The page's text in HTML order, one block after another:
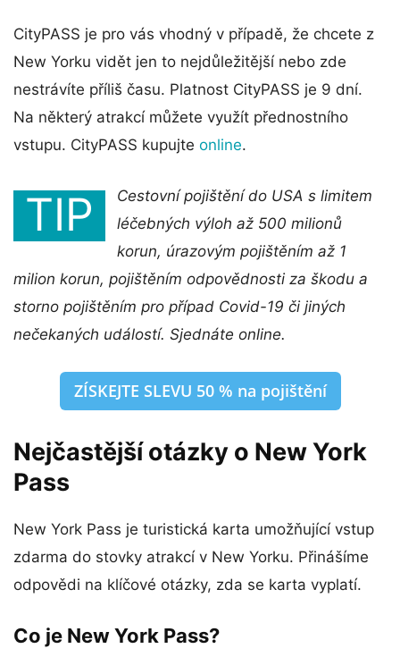
CityPASS je pro vás vhodný v případě, že chcete z
New Yorku vidět jen to nejdůležitější nebo zde
nestrávíte příliš času. Platnost CityPASS je 9 dní.
Na některý atrakcí můžete využít přednostního
vstupu. CityPASS kupujte online.
TIP
Cestovní pojištění do USA s limitem
léčebných výloh až 500 milionů
korun, úrazovým pojištěním až 1
milion korun, pojištěním odpovědnosti za škodu a
storno pojištěním pro případ Covid-19 či jiných
nečekaných událostí. Sjednáte online.
ZÍSKEJTE SLEVU 50 % na pojištění
Nejčastější otázky o New York
Pass
New York Pass je turistická karta umožňující vstup
zdarma do stovky atrakcí v New Yorku. Přinášíme
odpovědi na klíčové otázky, zda se karta vyplatí.
Co je New York Pass?